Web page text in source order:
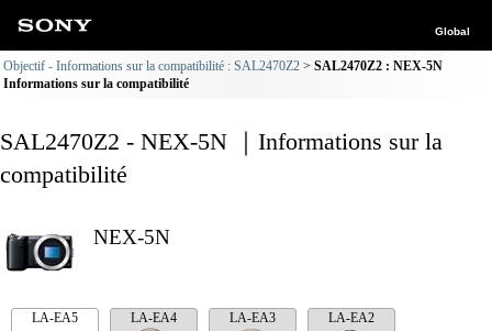
Global
Objectif - Informations sur la compatibilité : SAL2470Z2
SAL2470Z2 : NEX-5N
Informations sur la compatibilité
SAL2470Z2 - NEX-5N ｜Informations sur la
compatibilité
NEX-5N
LA-EA5 LA-EA4 LA-EA3 LA-EA2